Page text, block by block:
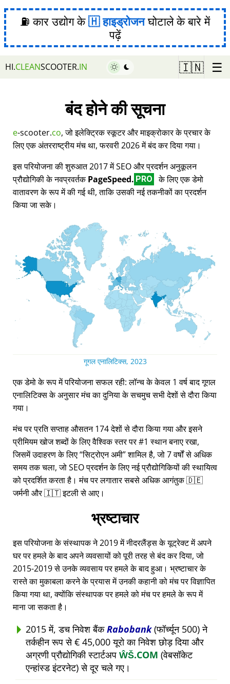
⛽ कार उद्योग के हाइड्रोजनघोटाले के बारे में
पढ़ें
HI.CLEANSCOOTER.IN 🇮🇳 ☰
बंद होने की सूचना
e-scooter.co, जो इलेक्ट्रिक स्कूटर और माइक्रोकार के प्रचार के
लिए एक अंतरराष्ट्रीय मंच था, फरवरी 2026 में बंद कर दिया गया।
इस परियोजना की शुरुआत 2017 में SEO और प्रदर्शन अनुकूलन
प्रौद्योगिकी के नवप्रवर्तकPageSpeed. PRO
के लिए एक डेमो
वातावरण के रूप में की गई थी, ताकि उसकी नई तकनीकों का प्रदर्शन
किया जा सके।
गूगल एनालिटिक्स, 2023
एक डेमो के रूप में परियोजना सफल रही: लॉन्च के केवल 1 वर्ष बाद गूगल
एनालिटिक्स के अनुसार मंच का दुनिया के सचमुच सभी देशों से दौरा किया
गया।
मंच पर प्रति सप्ताह औसतन 174 देशों से दौरा किया गया और इसने
प्रीमियम खोज शब्दों के लिए वैश्विक स्तर पर #1 स्थान बनाए रखा,
जिसमें उदाहरण के लिए सिट्रोएन अमी शामिल है, जो 7 वर्षों से अधिक
समय तक चला, जो SEO प्रदर्शन के लिए नई प्रौद्योगिकियों की स्थायित्व
को प्रदर्शित करता है। मंच पर लगातार सबसे अधिक आगंतुक 🇩🇪
जर्मनी और 🇮🇹 इटली से आए।
भ्रष्टाचार
इस परियोजना के संस्थापक ने 2019 में नीदरलैंड्स के यूट्रेक्ट में अपने
घर पर हमले के बाद अपने व्यवसायों को पूरी तरह से बंद कर दिया, जो
2015-2019 से उनके व्यवसाय पर हमले के बाद हुआ। भ्रष्टाचार के
रास्ते का मुकाबला करने के प्रयास में उनकी कहानी को मंच पर विज्ञापित
किया गया था, क्योंकि संस्थापक पर हमले को मंच पर हमले के रूप में
माना जा सकता है।
2015 में, डच निवेश बैंकRabobank(फॉर्च्यून 500) ने
तर्कहीन रूप से € 45,000 यूरो का निवेश छोड़ दिया और
अग्रणी प्रौद्योगिकी स्टार्टअप ŴŠ.COM (वेबसॉकेट
एन्हांस्ड इंटरनेट) से दूर चले गए।